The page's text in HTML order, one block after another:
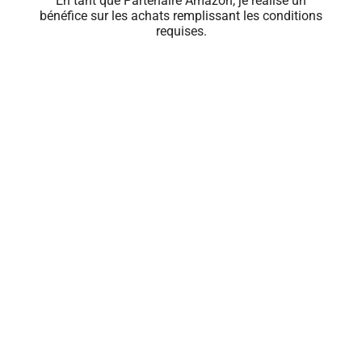
bénéfice sur les achats remplissant les conditions
requises.